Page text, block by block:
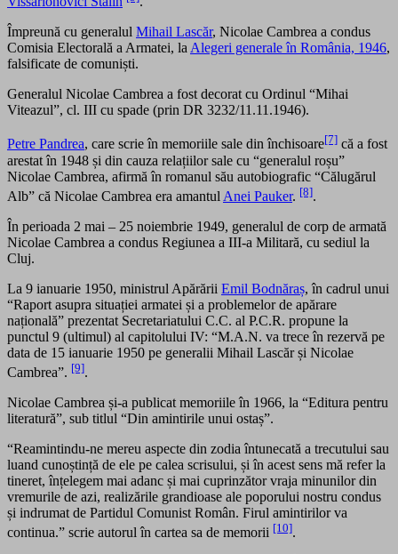
Împreună cu generalul Mihail Lascăr, Nicolae Cambrea a condus
Comisia Electorală a Armatei, la Alegeri generale în România, 1946,
falsificate de comuniști.
Generalul Nicolae Cambrea a fost decorat cu Ordinul “Mihai
Viteazul”, cl. III cu spade (prin DR 3232/11.11.1946).
Petre Pandrea, care scrie în memoriile sale din închisoare[7] că a fost
arestat în 1948 și din cauza relațiilor sale cu “generalul roșu”
Nicolae Cambrea, afirmă în romanul său autobiografic “Călugărul
Alb” că Nicolae Cambrea era amantul Anei Pauker. [8].
În perioada 2 mai – 25 noiembrie 1949, generalul de corp de armată
Nicolae Cambrea a condus Regiunea a III-a Militară, cu sediul la
Cluj.
La 9 ianuarie 1950, ministrul Apărării Emil Bodnăraș, în cadrul unui
“Raport asupra situației armatei și a problemelor de apărare
națională” prezentat Secretariatului C.C. al P.C.R. propune la
punctul 9 (ultimul) al capitolului IV: “M.A.N. va trece în rezervă pe
data de 15 ianuarie 1950 pe generalii Mihail Lascăr și Nicolae
Cambrea”. [9].
Nicolae Cambrea și-a publicat memoriile în 1966, la “Editura pentru
literatură”, sub titlul “Din amintirile unui ostaș”.
“Reamintindu-ne mereu aspecte din zodia întunecată a trecutului sau
luand cunoștință de ele pe calea scrisului, și în acest sens mă refer la
tineret, înțelegem mai adanc și mai cuprinzător vraja minunilor din
vremurile de azi, realizările grandioase ale poporului nostru condus
și indrumat de Partidul Comunist Român. Firul amintirilor va
continua.” scrie autorul în cartea sa de memorii [10].